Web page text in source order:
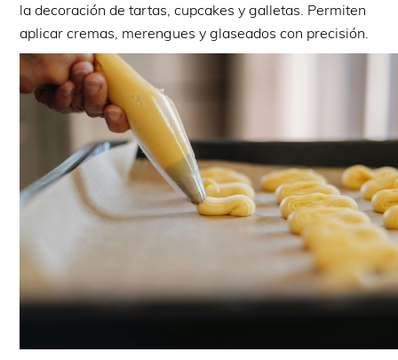
la decoración de tartas, cupcakes y galletas. Permiten
aplicar cremas, merengues y glaseados con precisión.